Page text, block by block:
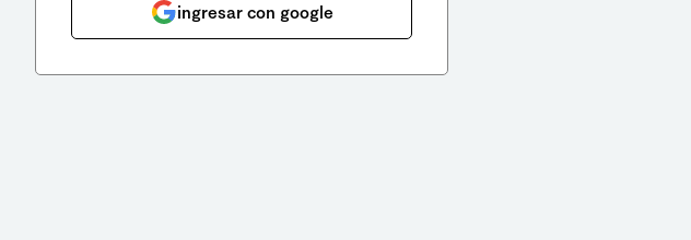
ingresar con google